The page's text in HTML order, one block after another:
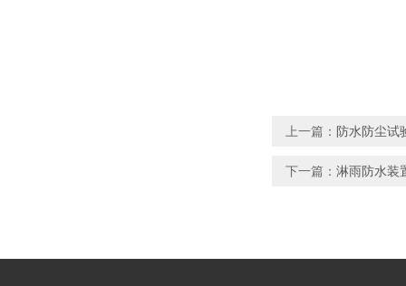
上一篇： 防水防尘试
下一篇： 淋雨防水装